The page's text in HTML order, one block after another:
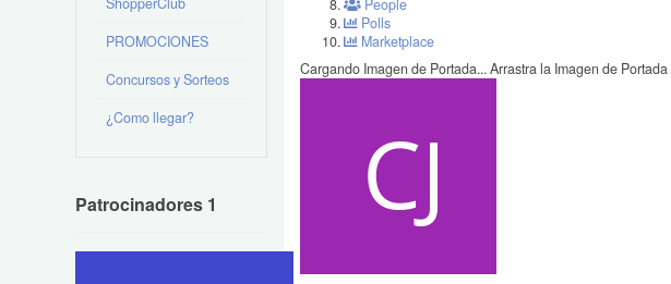
Polls
Marketplace
Cargando Imagen de Portada...Arrastra la Imagen de
PROMOCIONES
Concursos y Sorteos
¿Como llegar?
Patrocinadores 1